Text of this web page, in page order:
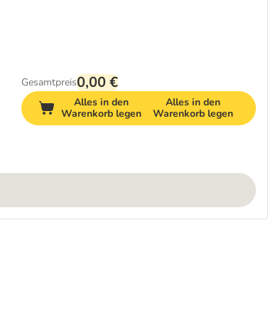
Gesamtpreis0,00 €
Alles in den
Warenkorb legen
Alles in den
Warenkorb legen